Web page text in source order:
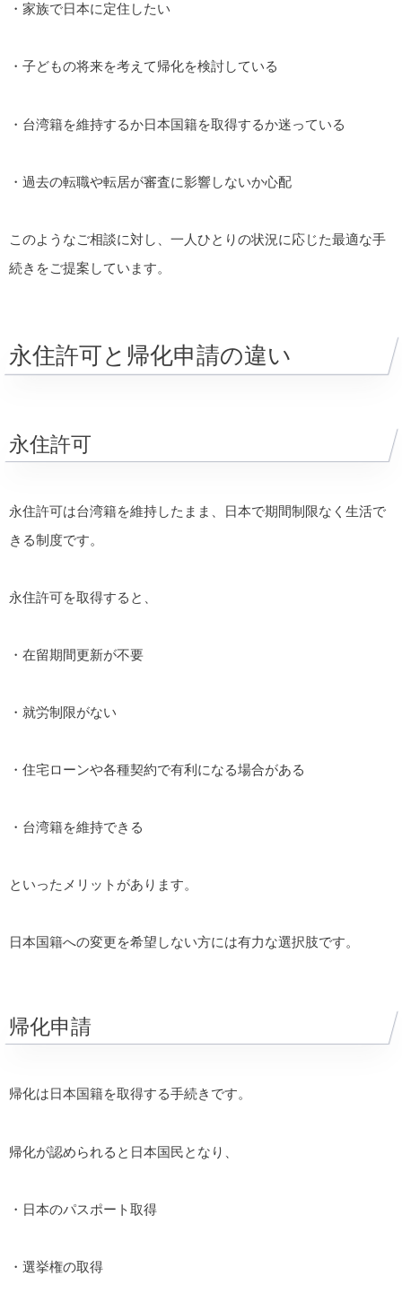
・家族で日本に定住したい
・子どもの将来を考えて帰化を検討している
・台湾籍を維持するか日本国籍を取得するか迷っている
・過去の転職や転居が審査に影響しないか心配
このようなご相談に対し、一人ひとりの状況に応じた最適な手
続きをご提案しています。
永住許可と帰化申請の違い
永住許可
永住許可は台湾籍を維持したまま、日本で期間制限なく生活で
きる制度です。
永住許可を取得すると、
・在留期間更新が不要
・就労制限がない
・住宅ローンや各種契約で有利になる場合がある
・台湾籍を維持できる
といったメリットがあります。
日本国籍への変更を希望しない方には有力な選択肢です。
帰化申請
帰化は日本国籍を取得する手続きです。
帰化が認められると日本国民となり、
・日本のパスポート取得
・選挙権の取得